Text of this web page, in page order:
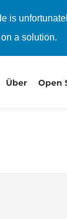
is
a solution.
Über Open